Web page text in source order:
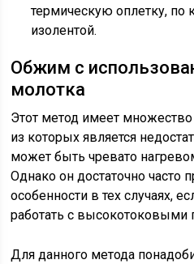
термическую оплетку, по
изолентой.
Обжим с
молотка
Этот метод имеет
из которых является
может быть чревато
Однако он достаточно часто
особенности в тех случаях,
работать с высокотоковыми
Для данного метода